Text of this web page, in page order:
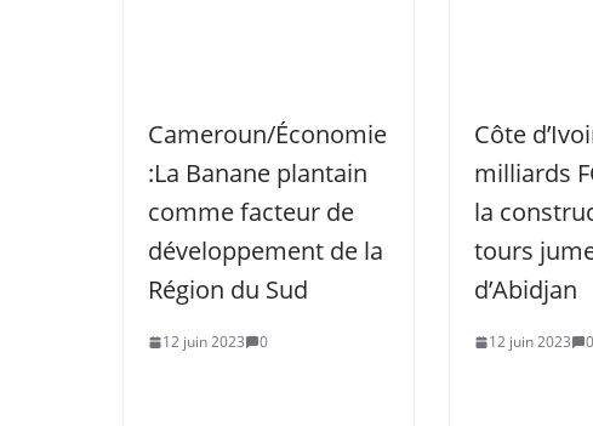
Cameroun/Économie
:La Banane plantain
comme facteur de
développement de la
Région du Sud
12 juin 2023 0
Côte
milliards
la
tours
d’Abidjan
12 juin 2023 0